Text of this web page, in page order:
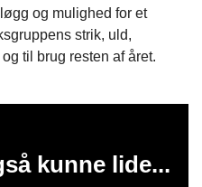
og mulighed for et
strik, uld,
til brug resten af året.
kunne lide...